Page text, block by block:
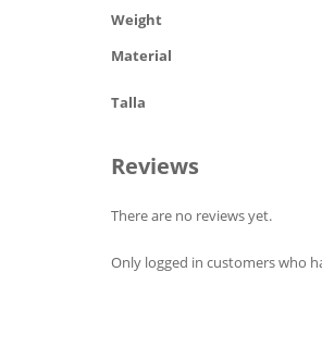
Weight
Material
Talla
Reviews
There are no reviews yet.
Only logged in customers who